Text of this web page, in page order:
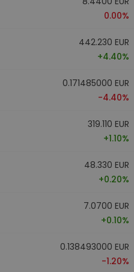
0.00%
442.230 EUR
+4.40%
0.171485000 EUR
-4.40%
319.110 EUR
+1.10%
48.330 EUR
+0.20%
7.0700 EUR
+0.10%
0.138493000 EUR
-1.20%